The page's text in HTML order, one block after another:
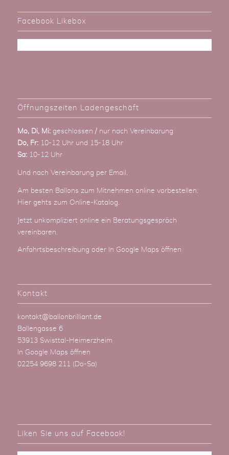
Facebook Likebox
Öffnungszeiten Ladengeschäft
Mo, Di, Mi:geschlossen / nur nach Vereinbarung
Do, Fr:10-12 Uhr und 15-18 Uhr
Sa:10-12 Uhr
Und nach Vereinbarung per Email
Am besten Ballons zum Mitnehmen online vorbestellen:
Hier gehts zum Online-Katalog
Jetzt unkompliziert online ein Beratungsgespräch
vereinbaren.
Anfahrtsbeschreibung oder In Google Maps öffnen
Kontakt
kontakt@ballonbrilliant.de
Ballengasse 6
53913 Swisttal-Heimerzheim
In Google Maps öffnen
02254 9698 211 (Do-Sa)
Liken Sie uns auf Facebook!